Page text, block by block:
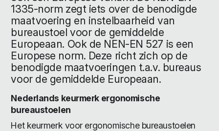
1335-norm zegt iets over de benodigde
maatvoering en instelbaarheid van
bureaustoel voor de gemiddelde
Europeaan. Ook de NEN-EN 527 is een
Europese norm. Deze richt zich op de
benodigde maatvoeringen t.a.v. bureaus
voor de gemiddelde Europeaan.
Nederlands keurmerk ergonomische
bureaustoelen
Het keurmerk voor ergonomische bureaustoelen